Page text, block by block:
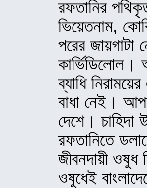
রফতানির
ভিয়েতনাম,
পরের জায়গাটা
কার্ভিডিলোল।
ব্যাধি
বাধা নেই।
দেশে।
রফতানিতে
জীবনদায়ী ওষুধ
ওষুধেই